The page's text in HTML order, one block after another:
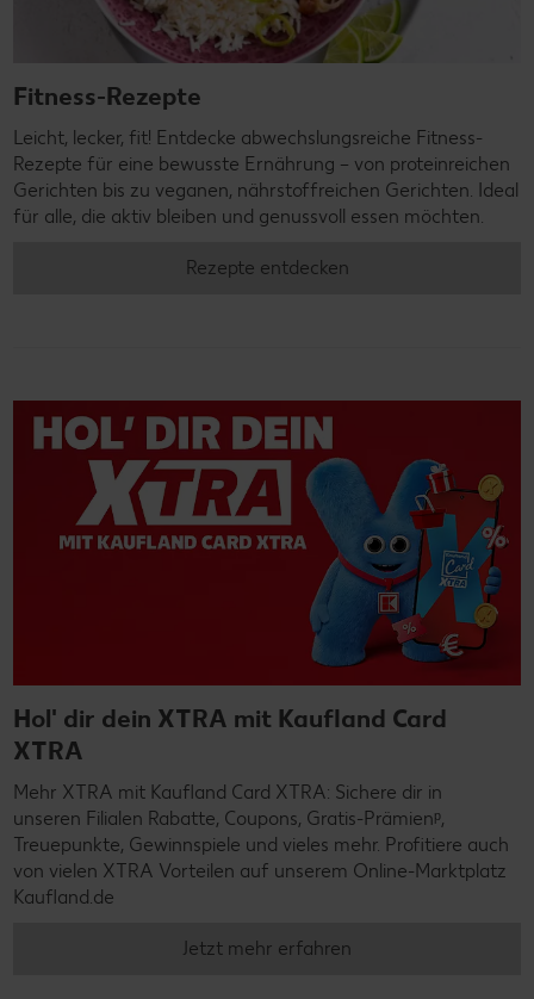
Fitness-Rezepte
Leicht, lecker, fit! Entdecke abwechslungsreiche Fitness-
Rezepte für eine bewusste Ernährung – von proteinreichen
Gerichten bis zu veganen, nährstoffreichen Gerichten. Ideal
für alle, die aktiv bleiben und genussvoll essen möchten.
Rezepte entdecken
Hol' dir dein XTRA mit Kaufland Card
XTRA
Mehr XTRA mit Kaufland Card XTRA: Sichere dir in
unseren Filialen Rabatte, Coupons, Gratis-Prämienᵖ,
Treuepunkte, Gewinnspiele und vieles mehr. Profitiere auch
von vielen XTRA Vorteilen auf unserem Online-Marktplatz
Kaufland.de
Jetzt mehr erfahren